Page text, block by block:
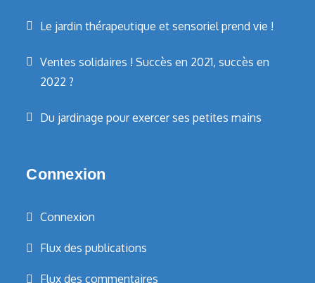
Le jardin thérapeutique et sensoriel prend vie !
Ventes solidaires ! Succès en 2021, succès en
2022 ?
Du jardinage pour exercer ses petites mains
Connexion
Connexion
Flux des publications
Flux des commentaires